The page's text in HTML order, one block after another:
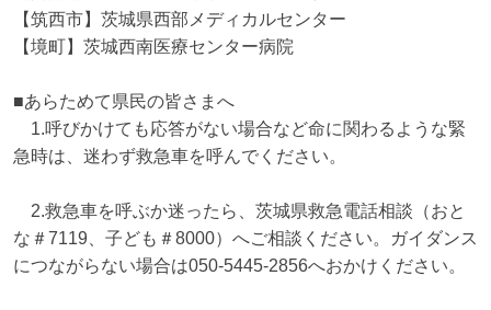
【筑西市】茨城県西部メディカルセンター
【境町】茨城西南医療センター病院
■あらためて県民の皆さまへ
1.呼びかけても応答がない場合など命に関わるような緊
急時は、迷わず救急車を呼んでください。
2.救急車を呼ぶか迷ったら、茨城県救急電話相談（おと
な＃7119、子ども＃8000）へご相談ください。ガイダンス
につながらない場合は050-5445-2856へおかけください。